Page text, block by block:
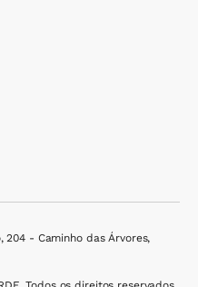
204 - Caminho das Árvores,